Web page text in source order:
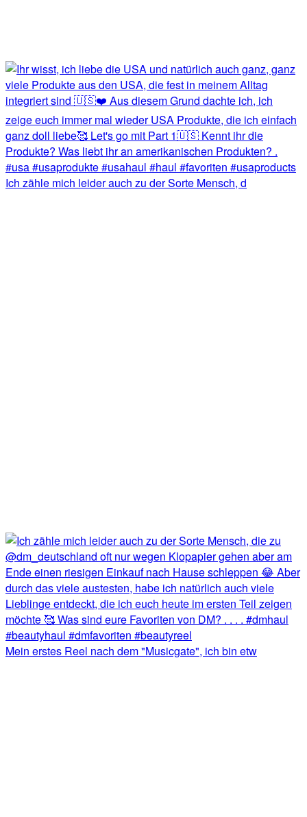
Ich zähle mich leider auch zu der Sorte Mensch, d
Mein erstes Reel nach dem "Musicgate", ich bin etw